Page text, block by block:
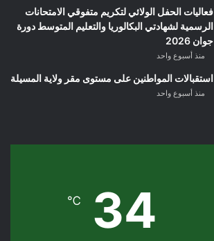
فعاليات الحفل الولائي لتكريم متفوقي الامتحانات
الرسمية لشهادتي البكالوريا والتعليم المتوسط دورة
جوان 2026
منذ أسبوع واحد
استقبالات المواطنين على مستوى مقر ولاية المسيلة
منذ أسبوع واحد
34
℃